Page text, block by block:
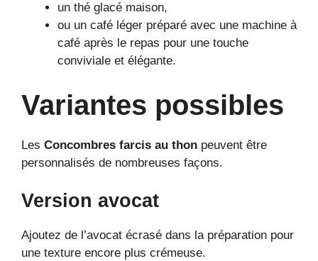
un thé glacé maison,
ou un café léger préparé avec une machine à
café après le repas pour une touche
conviviale et élégante.
Variantes possibles
Les Concombres farcis au thon peuvent être
personnalisés de nombreuses façons.
Version avocat
Ajoutez de l’avocat écrasé dans la préparation pour
une texture encore plus crémeuse.